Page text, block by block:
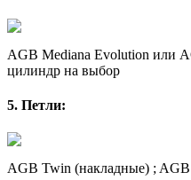
AGB Mediana Evolution или
цилиндр на выбор
5. Петли:
AGB Twin (накладные) ;